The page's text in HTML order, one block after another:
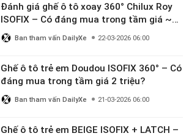
Đánh giá ghế ô tô xoay 360° Chilux Roy
ISOFIX – Có đáng mua trong tầm giá ~3
triệu
Ban tham vấn DailyXe 22-03-2026 06:00
Ghế ô tô trẻ em Doudou ISOFIX 360° – Có
đáng mua trong tầm giá 2 triệu?
Ban tham vấn DailyXe 21-03-2026 06:00
Ghế ô tô trẻ em BEIGE ISOFIX + LATCH –